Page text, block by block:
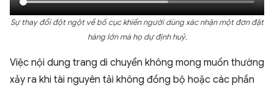
Sự thay đổi đột ngột về bố cục khiến người dùng xác nhận một đơn đặt
hàng lớn mà họ dự định huỷ.
Việc nội dung trang di chuyển không mong muốn thường
xảy ra khi tài nguyên tải không đồng bộ hoặc các phần